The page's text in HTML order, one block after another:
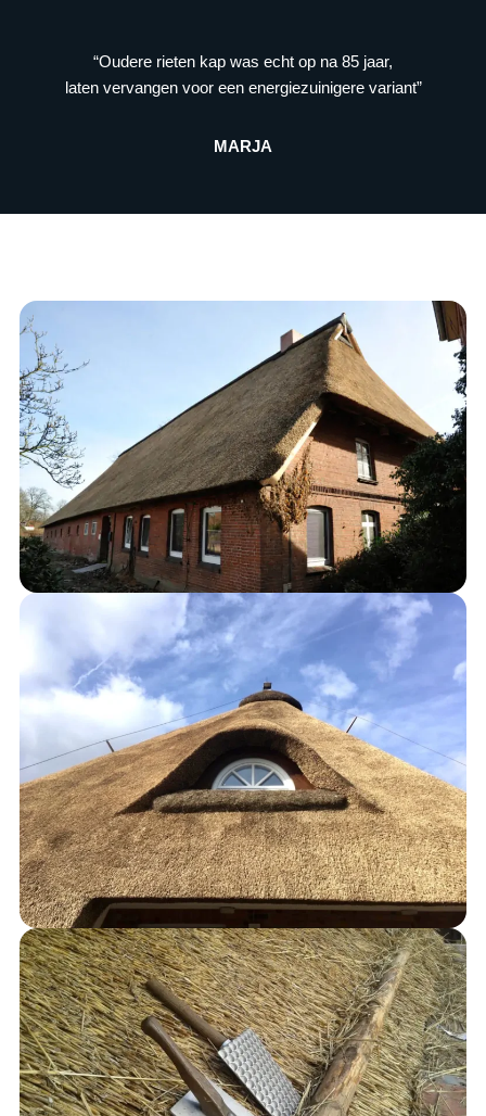
“Oudere rieten kap was echt op na 85 jaar,
laten vervangen voor een energiezuinigere variant”
MARJA